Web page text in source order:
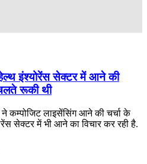
इंश्योरेंस सेक्टर में आने की
रूकी थी
कम्पोजिट लाइसेंसिंग आने की चर्चा के
सेक्टर में भी आने का विचार कर रही है.